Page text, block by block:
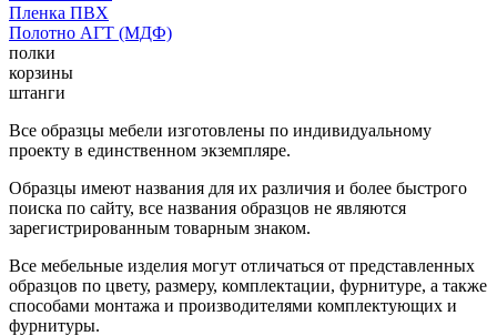
Пленка ПВХ
Полотно АГТ (МДФ)
полки
корзины
штанги
Все образцы мебели изготовлены по индивидуальному
проекту в единственном экземпляре.
Образцы имеют названия для их различия и более быстрого
поиска по сайту, все названия образцов не являются
зарегистрированным товарным знаком.
Все мебельные изделия могут отличаться от представленных
образцов по цвету, размеру, комплектации, фурнитуре, а также
способами монтажа и производителями комплектующих и
фурнитуры.